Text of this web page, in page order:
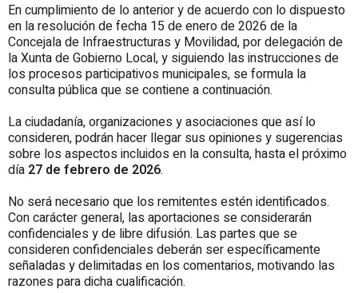
En cumplimiento de lo anterior y de acuerdo con lo dispuesto
en la resolución de fecha 15 de enero de 2026 de la
Concejala de Infraestructuras y Movilidad, por delegación de
la Xunta de Gobierno Local, y siguiendo las instrucciones de
los procesos participativos municipales, se formula la
consulta pública que se contiene a continuación.
La ciudadanía, organizaciones y asociaciones que así lo
consideren, podrán hacer llegar sus opiniones y sugerencias
sobre los aspectos incluidos en la consulta, hasta el próximo
día 27 de febrero de 2026.
No será necesario que los remitentes estén identificados.
Con carácter general, las aportaciones se considerarán
confidenciales y de libre difusión. Las partes que se
consideren confidenciales deberán ser específicamente
señaladas y delimitadas en los comentarios, motivando las
razones para dicha cualificación.